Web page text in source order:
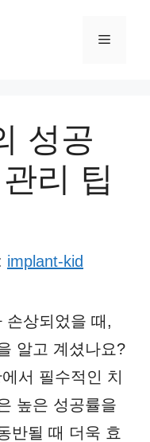
메
성공
리 팁
implant-kid
손상되었을 때,
알고 계셨나요?
서 필수적인 치
높은 성공률을
반될 때 더욱 효